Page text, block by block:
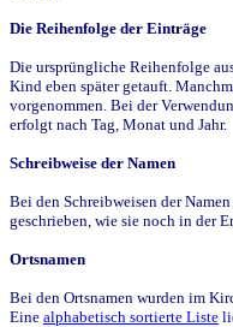
Die Reihenfolge der Einträge
Die ursprüngliche Reihenfolge
Kind eben später getauft.
vorgenommen. Bei der
erfolgt nach Tag, Monat und Jahr.
Schreibweise der Namen
Bei den Schreibweisen der
geschrieben, wie sie noch in der
Ortsnamen
Bei den Ortsnamen wurden im
Eine alphabetisch sortierte Liste